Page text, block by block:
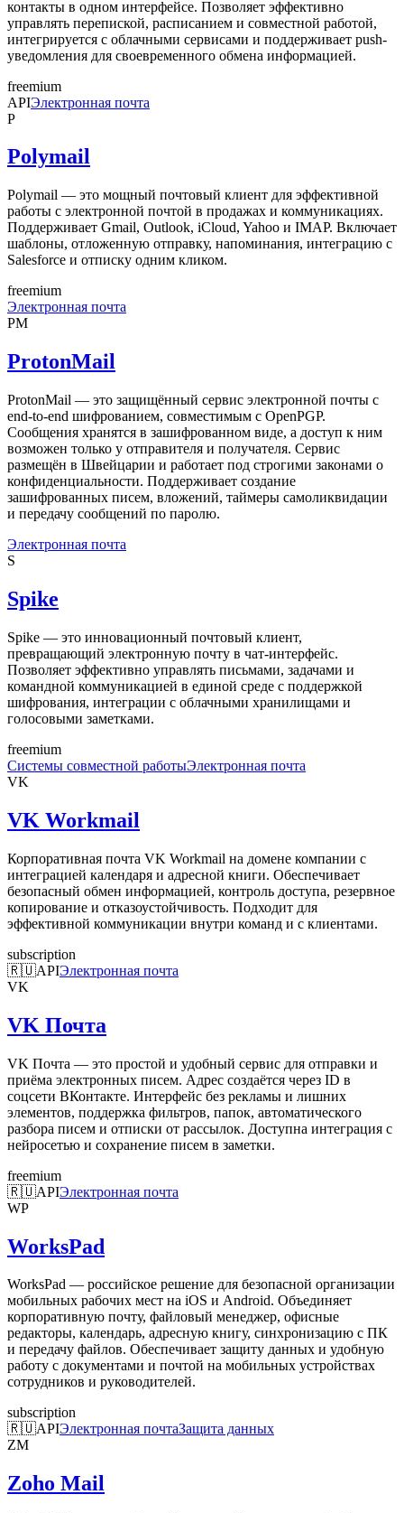
контакты в одном интерфейсе. Позволяет эффективно
управлять перепиской, расписанием и совместной работой,
интегрируется с облачными сервисами и поддерживает push-
уведомления для своевременного обмена информацией.
freemium
APIЭлектронная почта
P
Polymail
Polymail — это мощный почтовый клиент для эффективной
работы с электронной почтой в продажах и коммуникациях.
Поддерживает Gmail, Outlook, iCloud, Yahoo и IMAP. Включает
шаблоны, отложенную отправку, напоминания, интеграцию с
Salesforce и отписку одним кликом.
freemium
Электронная почта
PM
ProtonMail
ProtonMail — это защищённый сервис электронной почты с
end-to-end шифрованием, совместимым с OpenPGP.
Сообщения хранятся в зашифрованном виде, а доступ к ним
возможен только у отправителя и получателя. Сервис
размещён в Швейцарии и работает под строгими законами о
конфиденциальности. Поддерживает создание
зашифрованных писем, вложений, таймеры самоликвидации
и передачу сообщений по паролю.
Электронная почта
S
Spike
Spike — это инновационный почтовый клиент,
превращающий электронную почту в чат-интерфейс.
Позволяет эффективно управлять письмами, задачами и
командной коммуникацией в единой среде с поддержкой
шифрования, интеграции с облачными хранилищами и
голосовыми заметками.
freemium
Системы совместной работыЭлектронная почта
VK
VK Workmail
Корпоративная почта VK Workmail на домене компании с
интеграцией календаря и адресной книги. Обеспечивает
безопасный обмен информацией, контроль доступа, резервное
копирование и отказоустойчивость. Подходит для
эффективной коммуникации внутри команд и с клиентами.
subscription
🇷🇺APIЭлектронная почта
VK
VK Почта
VK Почта — это простой и удобный сервис для отправки и
приёма электронных писем. Адрес создаётся через ID в
соцсети ВКонтакте. Интерфейс без рекламы и лишних
элементов, поддержка фильтров, папок, автоматического
разбора писем и отписки от рассылок. Доступна интеграция с
нейросетью и сохранение писем в заметки.
freemium
🇷🇺APIЭлектронная почта
WP
WorksPad
WorksPad — российское решение для безопасной организации
мобильных рабочих мест на iOS и Android. Объединяет
корпоративную почту, файловый менеджер, офисные
редакторы, календарь, адресную книгу, синхронизацию с ПК
и передачу файлов. Обеспечивает защиту данных и удобную
работу с документами и почтой на мобильных устройствах
сотрудников и руководителей.
subscription
🇷🇺APIЭлектронная почтаЗащита данных
ZM
Zoho Mail